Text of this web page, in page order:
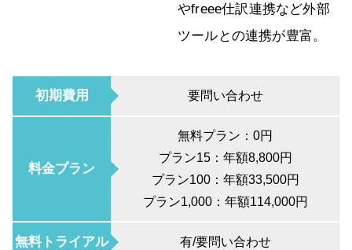
やfreee仕訳連携など外部
ツールとの連携が豊富。
初期費用 要問い合わせ
料金プラン
無料プラン：0円
プラン15：年額8,800円
プラン100：年額33,500円
プラン1,000：年額114,000円
無料トライアル 有/要問い合わせ